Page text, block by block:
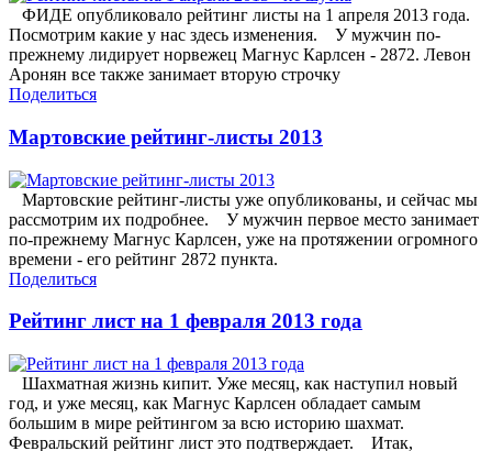
ФИДЕ опубликовало рейтинг листы на 1 апреля 2013 года.
Посмотрим какие у нас здесь изменения. У мужчин по-
прежнему лидирует норвежец Магнус Карлсен - 2872. Левон
Аронян все также занимает вторую строчку
Поделиться
Мартовские рейтинг-листы 2013
Мартовские рейтинг-листы уже опубликованы, и сейчас мы
рассмотрим их подробнее. У мужчин первое место занимает
по-прежнему Магнус Карлсен, уже на протяжении огромного
времени - его рейтинг 2872 пункта.
Поделиться
Рейтинг лист на 1 февраля 2013 года
Шахматная жизнь кипит. Уже месяц, как наступил новый
год, и уже месяц, как Магнус Карлсен обладает самым
большим в мире рейтингом за всю историю шахмат.
Февральский рейтинг лист это подтверждает. Итак,